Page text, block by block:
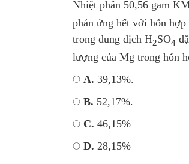
Nhiệt phân 50,56 gam
phản ứng hết với hỗn
trong dung dịch H2SO4
lượng của Mg trong hỗn
A. 39,13%.
B. 52,17%.
C. 46,15%
D. 28,15%